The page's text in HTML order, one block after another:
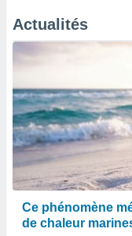
Actualités
Ce phénomène
de chaleur